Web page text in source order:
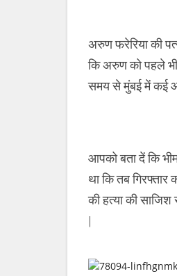
अरुण फरेरिया की
कि अरुण को पहले भी
समय से मुंबई में कई
आपको बता दें कि
था कि तब गिरफ्तार
की हत्या की साजिश
|